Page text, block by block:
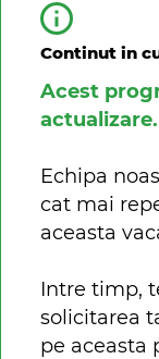
Continut in
Acest
actualizare.
Echipa
cat mai
aceasta
Intre timp,
solicitarea
pe aceasta